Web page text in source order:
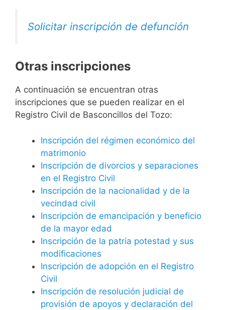
Solicitar inscripción de defunción
Otras inscripciones
A continuación se encuentran otras
inscripciones que se pueden realizar en el
Registro Civil de Basconcillos del Tozo:
Inscripción del régimen económico del
matrimonio
Inscripción de divorcios y separaciones
en el Registro Civil
Inscripción de la nacionalidad y de la
vecindad civil
Inscripción de emancipación y beneficio
de la mayor edad
Inscripción de la patria potestad y sus
modificaciones
Inscripción de adopción en el Registro
Civil
Inscripción de resolución judicial de
provisión de apoyos y declaración del